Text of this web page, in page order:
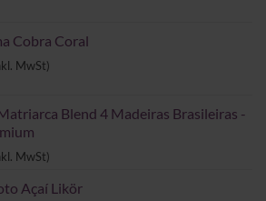
Cobra Coral
MwSt)
Blend 4 Madeiras Brasileiras -
MwSt)
Açaí Likör